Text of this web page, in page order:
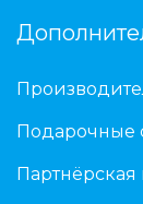
Подарочные